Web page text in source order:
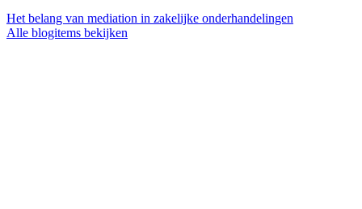
Het belang van mediation in zakelijke onderhandelingen
Alle blogitems bekijken